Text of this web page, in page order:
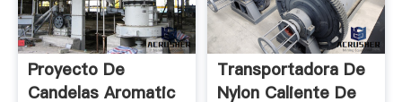
Proyecto De
Candelas Aromatic
Transportadora De
Nylon Caliente De